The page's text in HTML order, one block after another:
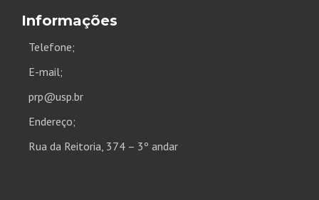
Informações
Telefone;
E-mail;
prp@usp.br
Endereço;
Rua da Reitoria, 374 – 3º andar